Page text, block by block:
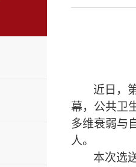
近日 ，
幕， 公共卫
多维衰弱与
人。
本次选